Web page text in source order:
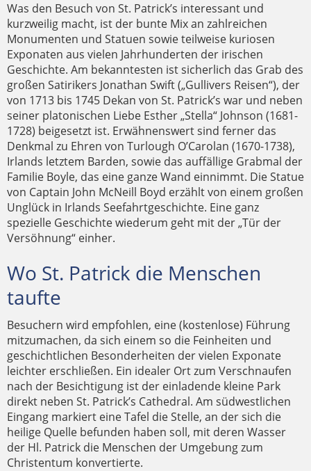
Was den Besuch von St. Patrick’s interessant und
kurzweilig macht, ist der bunte Mix an zahlreichen
Monumenten und Statuen sowie teilweise kuriosen
Exponaten aus vielen Jahrhunderten der irischen
Geschichte. Am bekanntesten ist sicherlich das Grab des
großen Satirikers Jonathan Swift („Gullivers Reisen“), der
von 1713 bis 1745 Dekan von St. Patrick’s war und neben
seiner platonischen Liebe Esther „Stella“ Johnson (1681-
1728) beigesetzt ist. Erwähnenswert sind ferner das
Denkmal zu Ehren von Turlough O’Carolan (1670-1738),
Irlands letztem Barden, sowie das auffällige Grabmal der
Familie Boyle, das eine ganze Wand einnimmt. Die Statue
von Captain John McNeill Boyd erzählt von einem großen
Unglück in Irlands Seefahrtgeschichte. Eine ganz
spezielle Geschichte wiederum geht mit der „Tür der
Versöhnung“ einher.
Wo St. Patrick die Menschen
taufte
Besuchern wird empfohlen, eine (kostenlose) Führung
mitzumachen, da sich einem so die Feinheiten und
geschichtlichen Besonderheiten der vielen Exponate
leichter erschließen. Ein idealer Ort zum Verschnaufen
nach der Besichtigung ist der einladende kleine Park
direkt neben St. Patrick’s Cathedral. Am südwestlichen
Eingang markiert eine Tafel die Stelle, an der sich die
heilige Quelle befunden haben soll, mit deren Wasser
der Hl. Patrick die Menschen der Umgebung zum
Christentum konvertierte.